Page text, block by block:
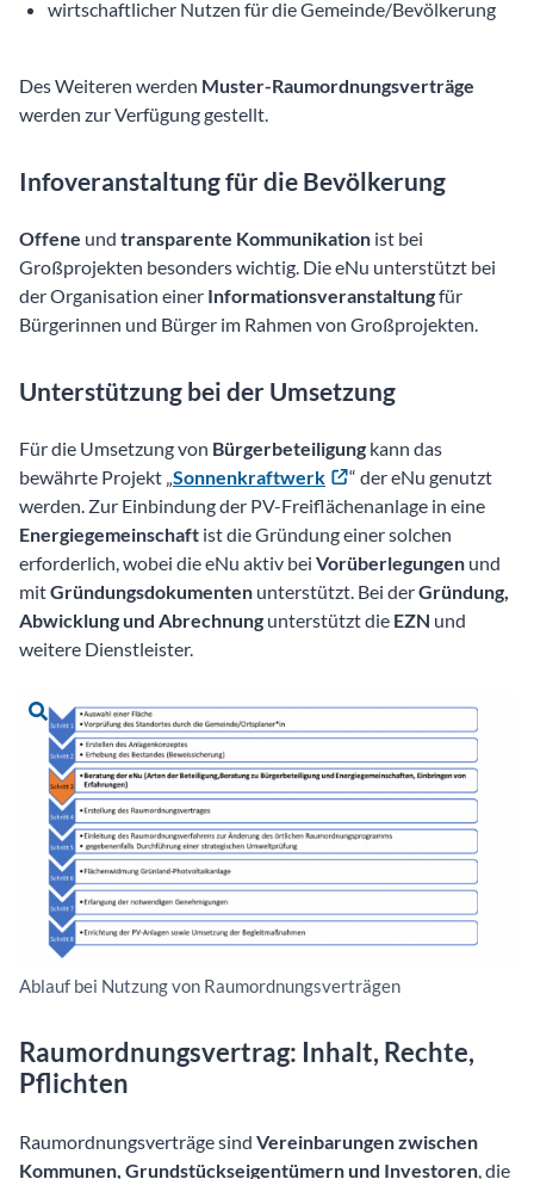
wirtschaftlicher Nutzen für die Gemeinde/Bevölkerung
Des Weiteren werden Muster-Raumordnungsverträge
werden zur Verfügung gestellt.
Infoveranstaltung für die Bevölkerung
Offene und transparente Kommunikation ist bei
Großprojekten besonders wichtig. Die eNu unterstützt bei
der Organisation einer Informationsveranstaltungfür
Bürgerinnen und Bürger im Rahmen von Großprojekten.
Unterstützung bei der Umsetzung
Für die Umsetzung von Bürgerbeteiligung kann das
bewährte Projekt „Sonnenkraftwerk
“ der eNu genutzt
werden. Zur Einbindung der PV-Freiflächenanlage in eine
Energiegemeinschaft ist die Gründung einer solchen
erforderlich, wobei die eNu aktiv bei Vorüberlegungen und
mitGründungsdokumenten unterstützt. Bei derGründung,
Abwicklung und Abrechnung unterstützt die EZN und
weitere Dienstleister.
Ablauf bei Nutzung von Raumordnungsverträgen
Raumordnungsvertrag: Inhalt, Rechte,
Pflichten
Raumordnungsverträge sind Vereinbarungen zwischen
Kommunen, Grundstückseigentümern und Investoren , die